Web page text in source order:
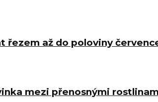
řezem až do poloviny
mezi přenosnými